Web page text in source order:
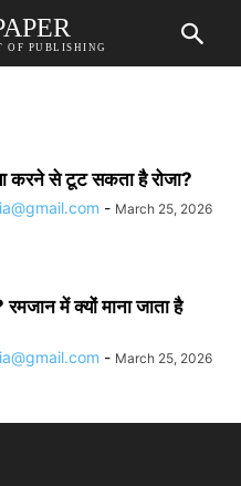
OF PUBLISHING
करने से टूट सकता है रोजा?
- March 25, 2026
रमजान में क्यों माना जाता है
- March 25, 2026